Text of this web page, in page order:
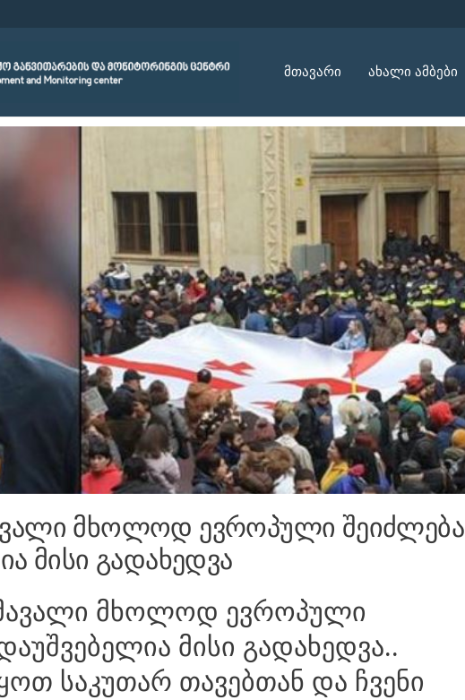
მთავარი ახალი ამბები
მხოლოდ ევროპული შეიძლება
მისი გადახედვა
მხოლოდ ევროპული
მისი გადახედვა..
საკუთარ თავებთან და ჩვენი